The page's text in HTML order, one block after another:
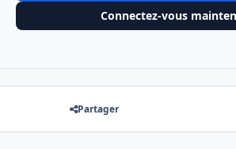
Connectez-vous
Partager